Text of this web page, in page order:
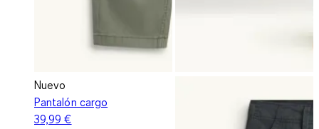
Nuevo
Pantalón cargo
39,99 €